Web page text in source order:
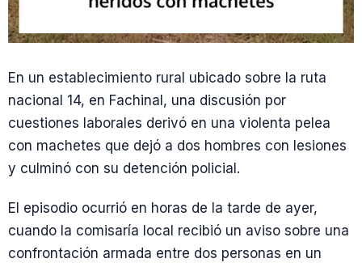
En un establecimiento rural ubicado sobre la ruta
nacional 14, en Fachinal, una discusión por
cuestiones laborales derivó en una violenta pelea
con machetes que dejó a dos hombres con lesiones
y culminó con su detención policial.
El episodio ocurrió en horas de la tarde de ayer,
cuando la comisaría local recibió un aviso sobre una
confrontación armada entre dos personas en un